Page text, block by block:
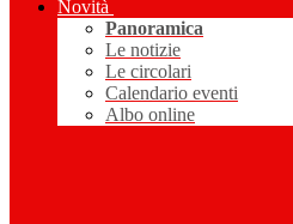
Novità
Panoramica
Le notizie
Le circolari
Calendario eventi
Albo online